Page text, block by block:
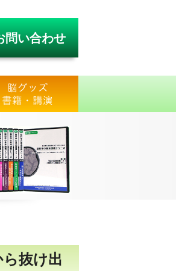
問い合わせ
学コンサルティング
抜け出